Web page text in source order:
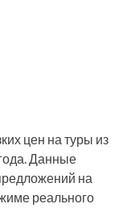
цен на туры из
Данные
на
реального